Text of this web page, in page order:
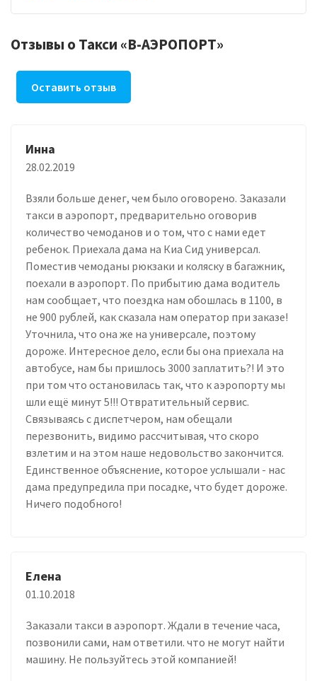
Отзывы о Такси «В-АЭРОПОРТ»
Оставить отзыв
Инна
28.02.2019
Взяли больше денег, чем было оговорено. Заказали
такси в аэропорт, предварительно оговорив
количество чемоданов и о том, что с нами едет
ребенок. Приехала дама на Киа Сид универсал.
Поместив чемоданы рюкзаки и коляску в багажник,
поехали в аэропорт. По прибытию дама водитель
нам сообщает, что поездка нам обошлась в 1100, в
не 900 рублей, как сказала нам оператор при заказе!
Уточнила, что она же на универсале, поэтому
дороже. Интересное дело, если бы она приехала на
автобусе, нам бы пришлось 3000 заплатить?! И это
при том что остановилась так, что к аэропорту мы
шли ещё минут 5!!! Отвратительный сервис.
Связываясь с диспетчером, нам обещали
перезвонить, видимо рассчитывая, что скоро
взлетим и на этом наше недовольство закончится.
Единственное объяснение, которое услышали - нас
дама предупредила при посадке, что будет дороже.
Ничего подобного!
Елена
01.10.2018
Заказали такси в аэропорт. Ждали в течение часа,
позвонили сами, нам ответили. что не могут найти
машину. Не пользуйтесь этой компанией!